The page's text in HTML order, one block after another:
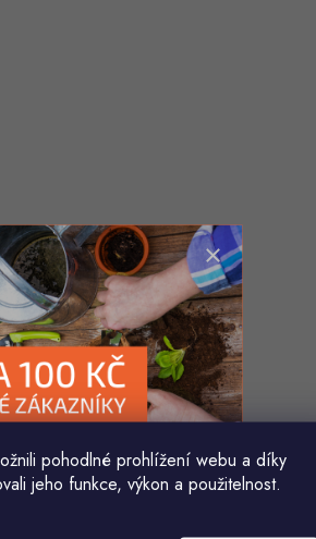
pohodlné prohlížení webu a díky
jeho funkce, výkon a použitelnost.